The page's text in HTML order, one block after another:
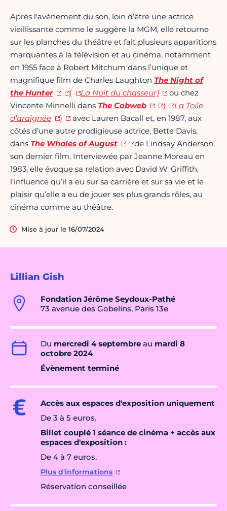
Lillian Gish
Fondation Jérôme Seydoux-Pathé
73 avenue des Gobelins, Paris 13e
Du mercredi 4 septembre au mardi 8
octobre 2024
Évènement terminé
Accès aux espaces d'exposition uniquement
De 3 à 5 euros.
Billet couplé 1 séance de cinéma + accès aux
espaces d'exposition :
De 4 à 7 euros.
Plus d'informations
Réservation conseillée
Après l'avènement du son, loin d’être une actrice
vieillissante comme le suggère la MGM, elle retourne
sur les planches du théâtre et fait plusieurs apparitions
marquantes à la télévision et au cinéma, notamment
en 1955 face à Robert Mitchum dans l’unique et
magnifique film de Charles Laughton The Night of
the Hunter
( La Nuit du chasseur)
ou chez
Vincente Minnelli dans The Cobweb (
La Toile
d’araignée
)
avec Lauren Bacall et, en 1987, aux
côtés d’une autre prodigieuse actrice, Bette Davis,
dans The Whales of August
de Lindsay Anderson,
son dernier film. Interviewée par Jeanne Moreau en
1983, elle évoque sa relation avec David W. Griffith,
l’influence qu’il a eu sur sa carrière et sur sa vie et le
plaisir qu’elle a eu de jouer ses plus grands rôles, au
cinéma comme au théâtre.
Mise à jour le 16/07/2024